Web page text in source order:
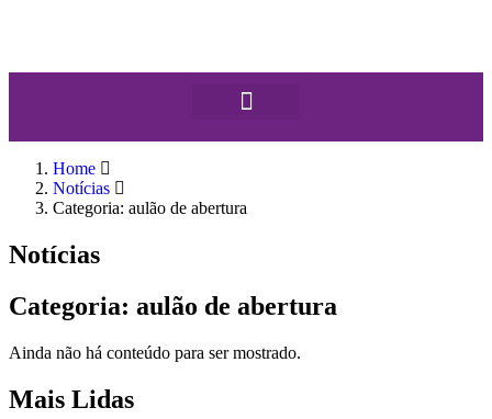
Home
Notícias
Categoria: aulão de abertura
Notícias
Categoria: aulão de abertura
Ainda não há conteúdo para ser mostrado.
Mais Lidas